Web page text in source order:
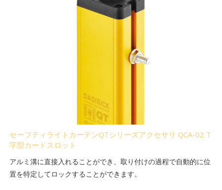
セーフティライトカーテンQTシリーズアクセサリ QCA-02 T
字型カードスロット
アルミ溝に直接入れることができ、取り付けの過程で自動的に位
置を特定してロックすることができます。